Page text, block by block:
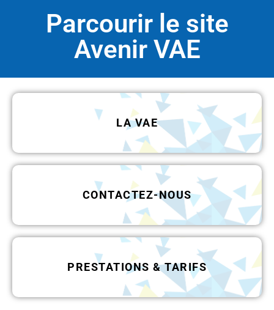
Parcourir le site
Avenir VAE
LA VAE
CONTACTEZ-NOUS
PRESTATIONS & TARIFS